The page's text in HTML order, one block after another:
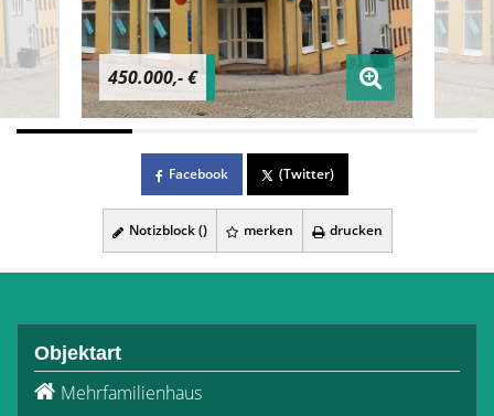
450.000,- €
Facebook (Twitter)
Notizblock () merken drucken
Objektart
Mehrfamilienhaus